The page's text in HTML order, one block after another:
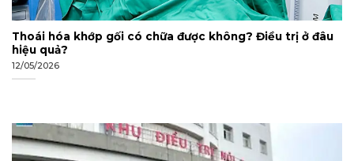
Thoái hóa khớp gối có chữa được không? Điều trị ở đâu
hiệu quả?
12/05/2026